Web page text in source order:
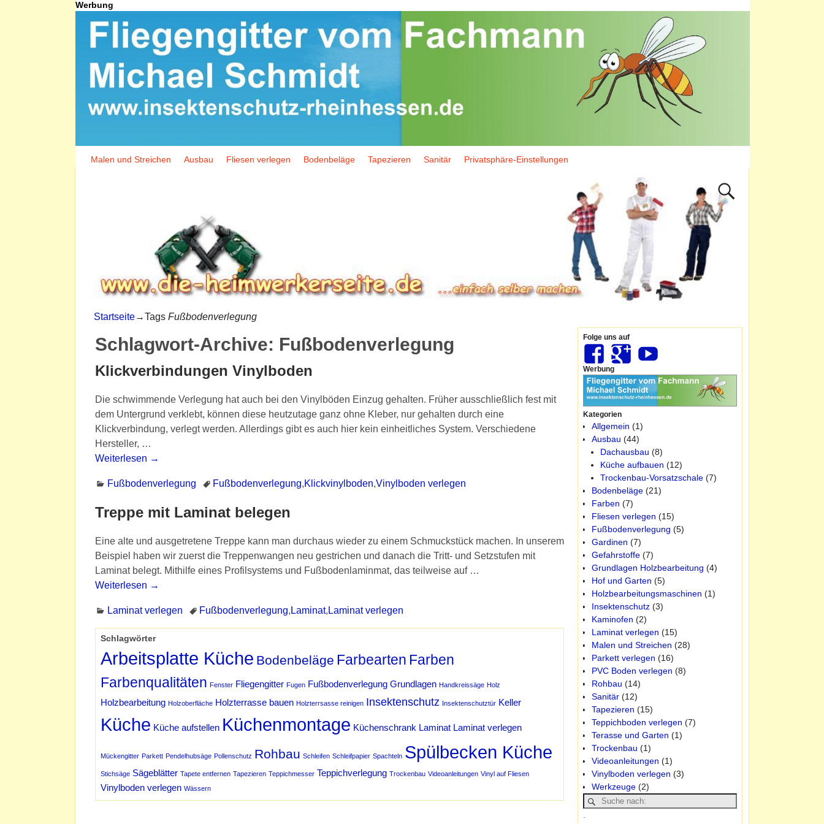
Werbung
Malen und Streichen Ausbau Fliesen verlegen Bodenbeläge Tapezieren Sanitär Privatsphäre-Einstellungen
Startseite→Tags Fußbodenverlegung
Schlagwort-Archive: Fußbodenverlegung
Klickverbindungen Vinylboden
Die schwimmende Verlegung hat auch bei den Vinylböden Einzug gehalten. Früher ausschließlich fest mit
dem Untergrund verklebt, können diese heutzutage ganz ohne Kleber, nur gehalten durch eine
Klickverbindung, verlegt werden. Allerdings gibt es auch hier kein einheitliches System. Verschiedene
Hersteller, …
Weiterlesen →
Fußbodenverlegung Fußbodenverlegung,Klickvinylboden,Vinylboden verlegen
Treppe mit Laminat belegen
Eine alte und ausgetretene Treppe kann man durchaus wieder zu einem Schmuckstück machen. In unserem
Beispiel haben wir zuerst die Treppenwangen neu gestrichen und danach die Tritt- und Setzstufen mit
Laminat belegt. Mithilfe eines Profilsystems und Fußbodenlaminmat, das teilweise auf …
Weiterlesen →
Laminat verlegen Fußbodenverlegung, Laminat, Laminat verlegen
Schlagwörter
Arbeitsplatte Küche Bodenbeläge Farbearten Farben
Farbenqualitäten Fenster Fliegengitter Fugen Fußbodenverlegung Grundlagen Handkreissäge Holz
Holzbearbeitung Holzoberfläche Holzterrasse bauen Holzterrsasse reinigen Insektenschutz Insektenschutztür Keller
Küche Küche aufstellen Küchenmontage Küchenschrank Laminat Laminat verlegen
Mückengitter Parkett Pendelhubsäge Pollenschutz Rohbau Schleifen Schleifpapier Spachteln Spülbecken Küche
Stichsäge Sägeblätter Tapete entfernen Tapezieren Teppichmesser Teppichverlegung Trockenbau Videoanleitungen Vinyl auf Fliesen
Vinylboden verlegen Wässern
Folge uns auf
Werbung
Kategorien
Allgemein (1)
Ausbau (44)
Dachausbau (8)
Küche aufbauen (12)
Trockenbau-Vorsatzschale(7)
Bodenbeläge(21)
Farben (7)
Fliesen verlegen (15)
Fußbodenverlegung (5)
Gardinen (7)
Gefahrstoffe(7)
Grundlagen Holzbearbeitung (4)
Hof und Garten (5)
Holzbearbeitungsmaschinen (1)
Insektenschutz(3)
Kaminofen (2)
Laminat verlegen (15)
Malen und Streichen (28)
Parkett verlegen (16)
PVC Boden verlegen (8)
Rohbau (14)
Sanitär(12)
Tapezieren (15)
Teppichboden verlegen (7)
Terasse und Garten (1)
Trockenbau (1)
Videoanleitungen (1)
Vinylboden verlegen (3)
Werkzeuge(2)
.